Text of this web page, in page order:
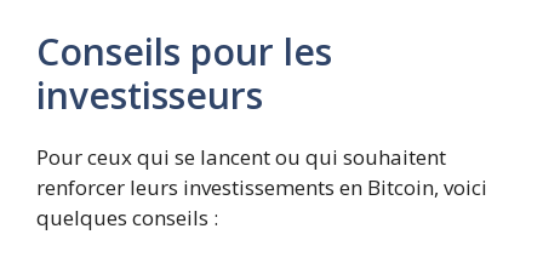
Conseils pour les
investisseurs
Pour ceux qui se lancent ou qui souhaitent
renforcer leurs investissements en Bitcoin, voici
quelques conseils :